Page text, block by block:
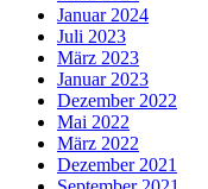
Januar 2024
Juli 2023
März 2023
Januar 2023
Dezember 2022
Mai 2022
März 2022
Dezember 2021